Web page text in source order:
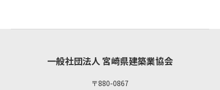
一般社団法人 宮崎県建築業協会
〒880-0867